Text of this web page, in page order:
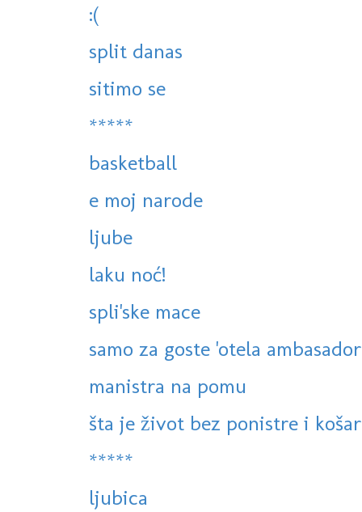
:(
split danas
sitimo se
*****
basketball
e moj narode
ljube
laku noć!
spli'ske mace
samo za goste 'otela ambasador
manistra na pomu
šta je život bez ponistre i
*****
ljubica